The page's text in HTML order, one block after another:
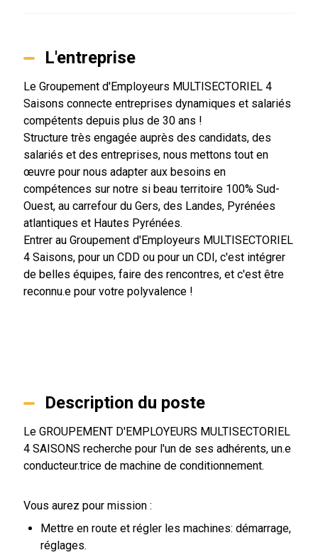
L'entreprise
Le Groupement d'Employeurs MULTISECTORIEL 4
Saisons connecte entreprises dynamiques et salariés
compétents depuis plus de 30 ans !
Structure très engagée auprès des candidats, des
salariés et des entreprises, nous mettons tout en
œuvre pour nous adapter aux besoins en
compétences sur notre si beau territoire 100% Sud-
Ouest, au carrefour du Gers, des Landes, Pyrénées
atlantiques et Hautes Pyrénées.
Entrer au Groupement d'Employeurs MULTISECTORIEL
4 Saisons, pour un CDD ou pour un CDI, c'est intégrer
de belles équipes, faire des rencontres, et c'est être
reconnu.e pour votre polyvalence !
Description du poste
Le GROUPEMENT D'EMPLOYEURS MULTISECTORIEL
4 SAISONS recherche pour l'un de ses adhérents, un.e
conducteur.trice de machine de conditionnement.
Vous aurez pour mission :
Mettre en route et régler les machines: démarrage,
réglages.